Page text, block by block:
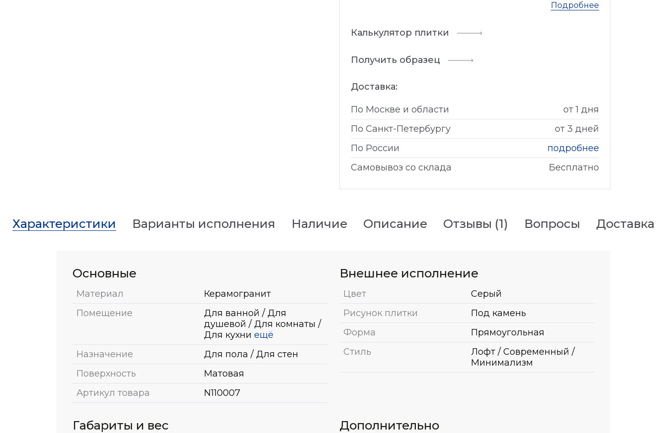
Подробнее
Калькулятор плитки
Получить образец
Доставка:
По Москве и области
от 1 дня
По Санкт-Петербургу
от 3 дней
По России
подробнее
Самовывоз со склада
Бесплатно
Характеристики Варианты исполнения Наличие Описание Отзывы (1) Вопросы Доставка
Основные
Материал
Керамогранит
Помещение
Для ванной / Для
душевой / Для комнаты /
Для кухни ещё
Назначение
Для пола / Для стен
Поверхность
Матовая
Артикул товара
N110007
Внешнее исполнение
Цвет
Серый
Рисунок плитки
Под камень
Форма
Прямоугольная
Стиль
Лофт / Современный /
Минимализм
Габариты и вес Дополнительно